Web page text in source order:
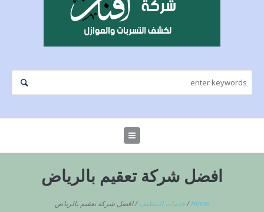
افضل شركة تعقيم بالرياض
Home
/خدمات التنظيف /افضل شركة تعقيم بالرياض